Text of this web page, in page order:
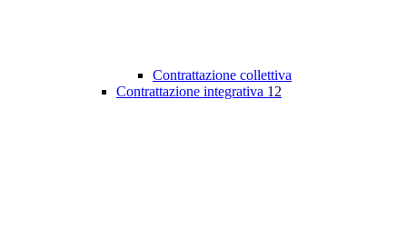
Contrattazione collettiva
Contrattazione integrativa 12